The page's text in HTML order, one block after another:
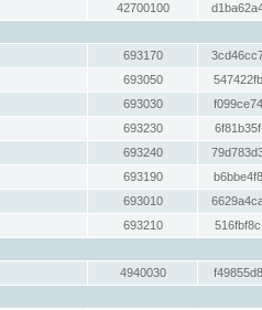
42700100
693170
693050
693030
693230
693240
693190
693010
693210
4940030